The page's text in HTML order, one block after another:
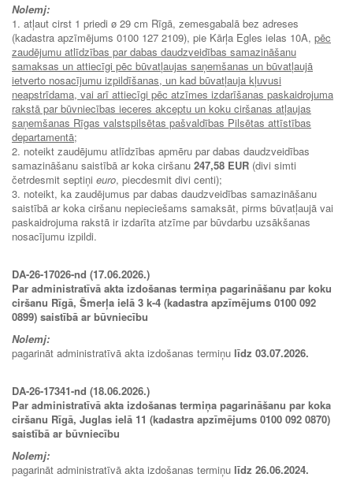
Nolemj:
1. atļaut cirst 1 priedi ø 29 cm Rīgā, zemesgabalā bez adreses
(kadastra apzīmējums 0100 127 2109), pie Kārļa Egles ielas 10A, pēc
zaudējumu atlīdzības par dabas daudzveidības samazināšanu
samaksas un attiecīgi pēc būvatļaujas saņemšanas un būvatļaujā
ietverto nosacījumu izpildīšanas, un kad būvatļauja kļuvusi
neapstrīdama, vai arī attiecīgi pēc atzīmes izdarīšanas paskaidrojuma
rakstā par būvniecības ieceres akceptu un koku ciršanas atļaujas
saņemšanas Rīgas valstspilsētas pašvaldības Pilsētas attīstības
departamentā;
2. noteikt zaudējumu atlīdzības apmēru par dabas daudzveidības
samazināšanu saistībā ar koka ciršanu 247,58 EUR (divi simti
četrdesmit septiņi euro, piecdesmit divi centi);
3. noteikt, ka zaudējumus par dabas daudzveidības samazināšanu
saistībā ar koka ciršanu nepieciešams samaksāt, pirms būvatļaujā vai
paskaidrojuma rakstā ir izdarīta atzīme par būvdarbu uzsākšanas
nosacījumu izpildi.
DA-26-17026-nd (17.06.2026.)
Par administratīvā akta izdošanas termiņa pagarināšanu par koku
ciršanu Rīgā, Šmerļa ielā 3 k-4 (kadastra apzīmējums 0100 092
0899) saistībā ar būvniecību
Nolemj:
pagarināt administratīvā akta izdošanas termiņu līdz 03.07.2026.
DA-26-17341-nd (18.06.2026.)
Par administratīvā akta izdošanas termiņa pagarināšanu par koka
ciršanu Rīgā, Juglas ielā 11 (kadastra apzīmējums 0100 092 0870)
saistībā ar būvniecību
Nolemj:
pagarināt administratīvā akta izdošanas termiņu līdz 26.06.2024.